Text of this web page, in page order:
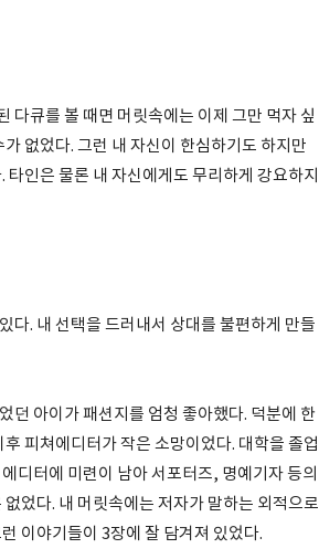
다큐를 볼 때면 머릿속에는 이제 그만 먹자 싶
없었다. 그런 내 자신이 한심하기도 하지만
인은 물론 내 자신에게도 무리하게 강요하지
다. 내 선택을 드러내서 상대를 불편하게 만들
던 아이가 패션지를 엄청 좋아했다. 덕분에 한
피쳐에디터가 작은 소망이었다. 대학을 졸업
디터에 미련이 남아 서포터즈, 명예기자 등의
었다. 내 머릿속에는 저자가 말하는 외적으로
이야기들이 3장에 잘 담겨져 있었다.